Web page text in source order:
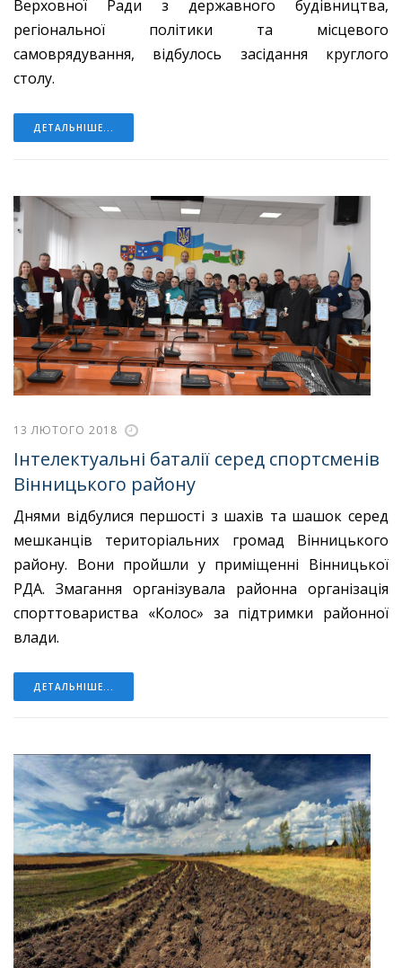
Верховної Ради з державного будівництва,
регіональної політики та місцевого
самоврядування, відбулось засідання круглого
столу.
ДЕТАЛЬНІШЕ...
13 ЛЮТОГО 2018
Інтелектуальні баталії серед спортсменів
Вінницького району
Днями відбулися першості з шахів та шашок серед
мешканців територіальних громад Вінницького
району. Вони пройшли у приміщенні Вінницької
РДА. Змагання організувала районна організація
спорттовариства «Колос» за підтримки районної
влади.
ДЕТАЛЬНІШЕ...